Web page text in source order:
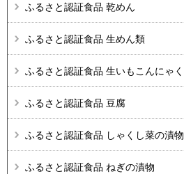
ふるさと認証食品 乾めん
ふるさと認証食品 生めん類
ふるさと認証食品 生いもこんにゃく
ふるさと認証食品 豆腐
ふるさと認証食品 しゃくし菜の漬物
ふるさと認証食品 ねぎの漬物